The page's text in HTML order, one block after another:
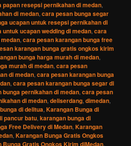
papan resepsi pernikahan di medan,
di medan,cara pesan bunga segar
ucapan untuk resepsi pernikahan di
untuk ucapan wedding di medan,cara
,cara pesan karangan bunga free
karangan bunga gratis ongkos kirim
bunga harga murah di medan,
murah di medan,cara pesan
di medan,cara pesan karangan bunga
,cara pesan karangan bunga segar di
bunga pernikahan di medan,cara pesan
di medan,deliserdang,dimedan,
di delitua,Karangan Bunga di
pancur batu,karangan bunga di
Free Delivery di Medan,Karangan
,Karangan Bunga Gratis Ongkos
Bunga Gratis Ongkos Kirim diMedan,